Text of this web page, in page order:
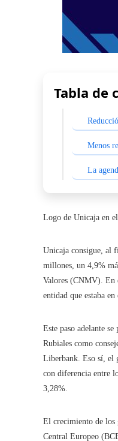
Tabla de
Menos
La
Logo de Unicaja en
Unicaja consigue, al
millones, un 4,9%
Valores (CNMV). En
entidad que estaba en
Este paso adelante
Rubiales como
Liberbank. Eso sí, el
con diferencia entre
3,28%.
El crecimiento de los
Central Europeo